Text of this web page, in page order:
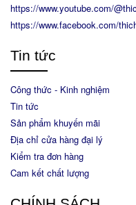
https://www.youtube.com/
https://www.facebook.com/
Tin tức
Công thức - Kinh nghiệm
Tin tức
Sản phẩm khuyến mãi
Địa chỉ cửa hàng đại lý
Kiểm tra đơn hàng
Cam kết chất lượng